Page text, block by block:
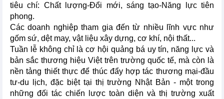
tiêu chí: Chất lượng-Đổi mới, sáng tạo-Năng lực tiên
phong.
Các doanh nghiệp tham gia đến từ nhiều lĩnh vực như
gốm sứ, dệt may, vật liệu xây dựng, cơ khí, nội thất...
Tuần lễ không chỉ là cơ hội quảng bá uy tín, năng lực và
bản sắc thương hiệu Việt trên trường quốc tế, mà còn là
nền tảng thiết thực để thúc đẩy hợp tác thương mại-đầu
tư-du lịch, đặc biệt tại thị trường Nhật Bản - một trong
những đối tác chiến lược toàn diện và thị trường xuất